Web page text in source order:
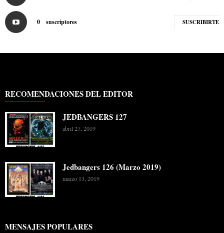
0 suscriptores SUSCRIBIRTE
RECOMENDACIONES DEL EDITOR
JEDBANGERS 127
abril 27, 2019
Jedbangers 126 (Marzo 2019)
marzo 13, 2019
MENSAJES POPULARES